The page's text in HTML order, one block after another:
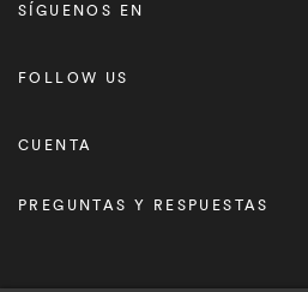
SÍGUENOS EN
FOLLOW US
CUENTA
PREGUNTAS Y RESPUESTAS